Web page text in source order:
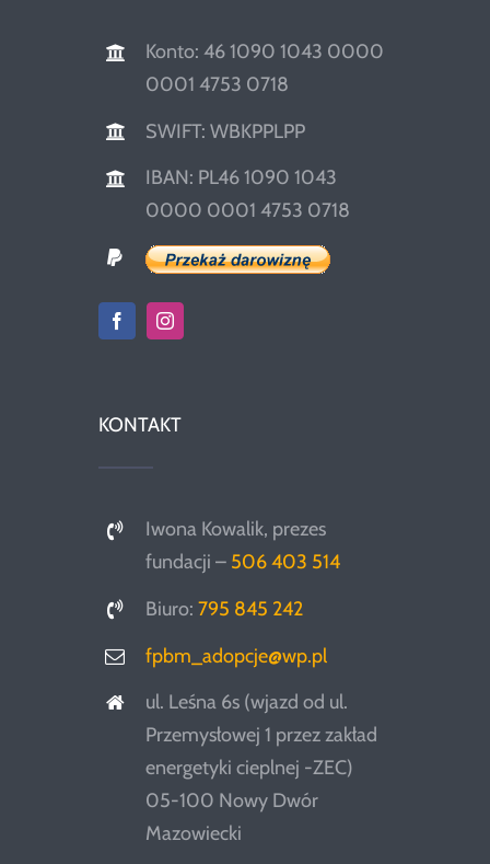
Konto: 46 1090 1043 0000
0001 4753 0718
SWIFT: WBKPPLPP
IBAN: PL46 1090 1043
0000 0001 4753 0718
KONTAKT
Iwona Kowalik, prezes
fundacji – 506 403 514
Biuro:795 845 242
fpbm_adopcje@wp.pl
ul. Leśna 6s (wjazd od ul.
Przemysłowej 1 przez zakład
energetyki cieplnej -ZEC)
05-100 Nowy Dwór
Mazowiecki